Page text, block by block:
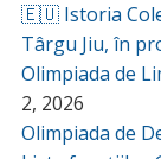
🇪🇺 Istoria
Târgu Jiu, în
Olimpiada de
2, 2026
Olimpiada de